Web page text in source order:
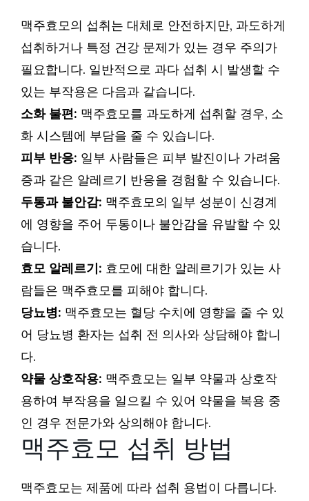
맥주효모의 섭취는 대체로 안전하지만, 과도하게
섭취하거나 특정 건강 문제가 있는 경우 주의가
필요합니다. 일반적으로 과다 섭취 시 발생할 수
있는 부작용은 다음과 같습니다.
소화 불편: 맥주효모를 과도하게 섭취할 경우, 소
화 시스템에 부담을 줄 수 있습니다.
피부 반응: 일부 사람들은 피부 발진이나 가려움
증과 같은 알레르기 반응을 경험할 수 있습니다.
두통과 불안감: 맥주효모의 일부 성분이 신경계
에 영향을 주어 두통이나 불안감을 유발할 수 있
습니다.
효모 알레르기: 효모에 대한 알레르기가 있는 사
람들은 맥주효모를 피해야 합니다.
당뇨병: 맥주효모는 혈당 수치에 영향을 줄 수 있
어 당뇨병 환자는 섭취 전 의사와 상담해야 합니
다.
약물 상호작용: 맥주효모는 일부 약물과 상호작
용하여 부작용을 일으킬 수 있어 약물을 복용 중
인 경우 전문가와 상의해야 합니다.
맥주효모 섭취 방법
맥주효모는 제품에 따라 섭취 용법이 다릅니다.